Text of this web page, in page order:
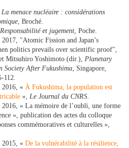
La menace nucléaire : considérations
, Broché.
Responsabilité et jugement, Poche.
"Atomic Fission and Japan’s
politics prevails over scientific proof",
Mitsuhiro Yoshimoto (dir.), Planetary
Society After Fukushima, Singapore,
112.
2016, « À Fukushima, la population est
», Le Journal du CNRS.
« La mémoire de l’oubli, une forme
», publication des actes du colloque
commémoratives et culturelles »,
2015, « De la vulnérabilité à la résilience,